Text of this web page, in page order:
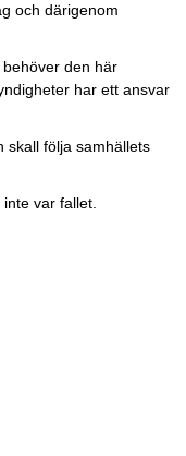
och därigenom
den här
har ett ansvar
skall följa samhällets
var fallet.